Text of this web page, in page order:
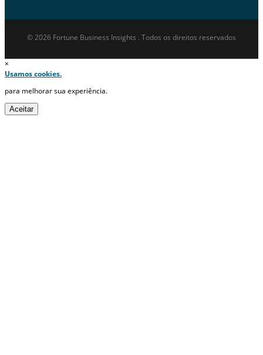
© 2026 Fortune Business Insights . Todos os direitos reservados
×
Usamos cookies.
para melhorar sua experiência.
Aceitar